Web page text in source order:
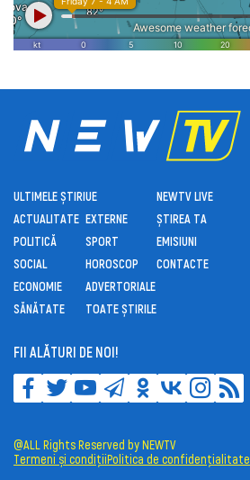
ULTIMELE ȘTIRI
ACTUALITATE
POLITICĂ
SOCIAL
ECONOMIE
SĂNĂTATE
UE
EXTERNE
SPORT
HOROSCOP
ADVERTORIALE
TOATE ȘTIRILE
NEWTV LIVE
ȘTIREA TA
EMISIUNI
CONTACTE
FII ALĂTURI DE NOI!
@ALL Rights Reserved by NEWTV
Termeni și condițiiPolitica de confidențialitate